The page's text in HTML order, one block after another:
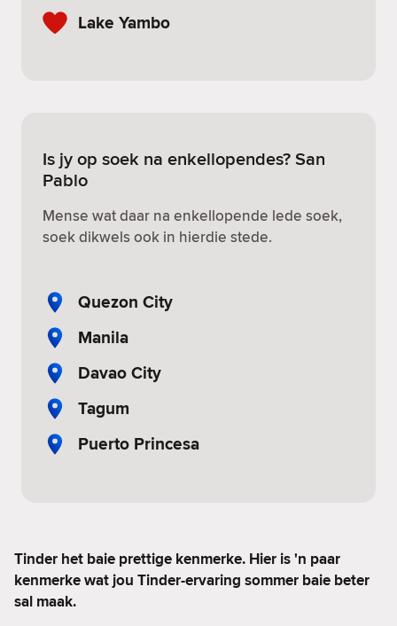
Lake Yambo
Is jy op soek na enkellopendes? San
Pablo
Mense wat daar na enkellopende lede soek,
soek dikwels ook in hierdie stede.
Quezon City
Manila
Davao City
Tagum
Puerto Princesa
Tinder het baie prettige kenmerke. Hier is 'n paar
kenmerke wat jou Tinder-ervaring sommer baie beter
sal maak.